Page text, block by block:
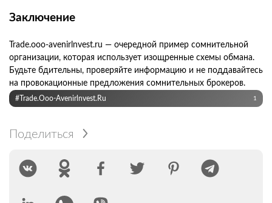
Заключение
Trade.ooo-avenirlnvest.ru — очередной пример сомнительной
организации, которая использует изощренные схемы обмана.
Будьте бдительны, проверяйте информацию и не поддавайтесь
на провокационные предложения сомнительных брокеров.
#Trade.ooo-Avenirlnvest.ru 1
Поделиться